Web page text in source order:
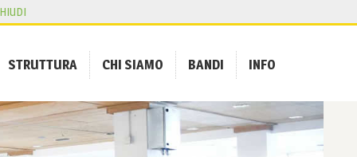
STRUTTURA CHI SIAMO BANDI INFO